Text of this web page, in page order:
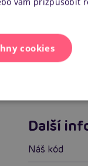
Další
Náš kód
cookies